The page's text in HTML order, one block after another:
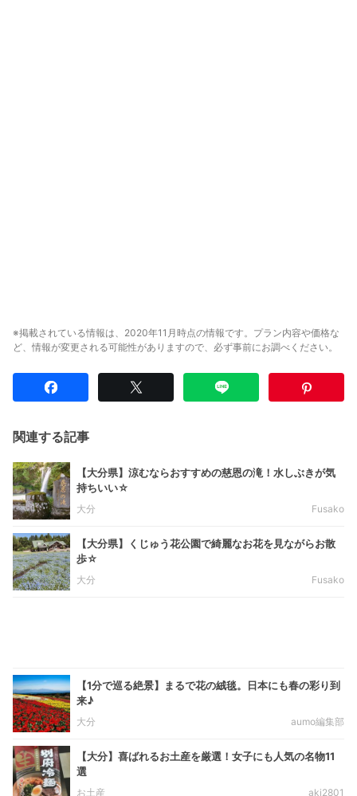
※掲載されている情報は、2020年11月時点の情報です。プラン内容や価格な
ど、情報が変更される可能性がありますので、必ず事前にお調べください。
関連する記事
【大分県】涼むならおすすめの慈恩の滝！水しぶきが気
持ちいい☆
大分 Fusako
【大分県】くじゅう花公園で綺麗なお花を見ながらお散
歩☆
大分 Fusako
【1分で巡る絶景】まるで花の絨毯。日本にも春の彩り到
来♪
大分 aumo編集部
【大分】喜ばれるお土産を厳選！女子にも人気の名物11
選
お土産 aki2801